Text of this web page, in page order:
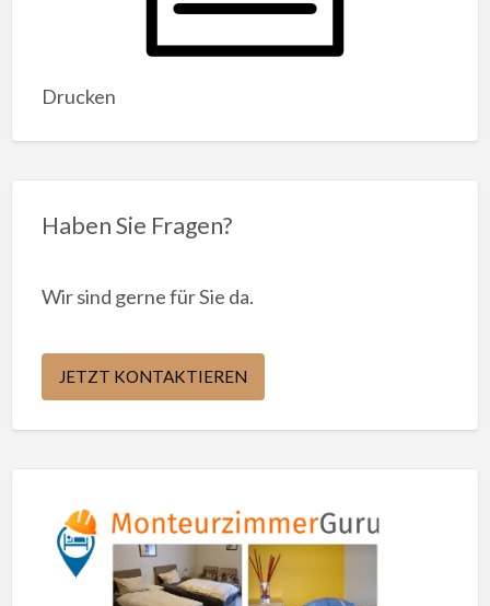
Drucken
Haben Sie Fragen?
Wir sind gerne für Sie da.
JETZT KONTAKTIEREN